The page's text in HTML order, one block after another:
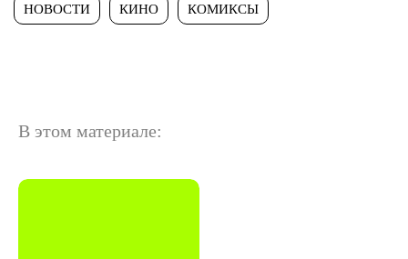
НОВОСТИ КИНО КОМИКСЫ
В этом материале: